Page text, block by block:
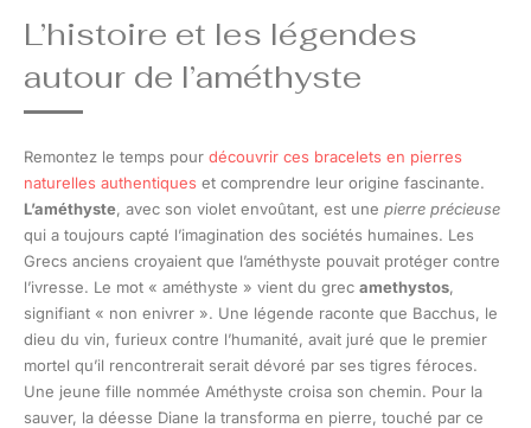
L’histoire et les légendes
autour de l’améthyste
Remontez le temps pour découvrir ces bracelets en pierres
naturelles authentiques et comprendre leur origine fascinante.
L’améthyste, avec son violet envoûtant, est une pierre précieuse
qui a toujours capté l’imagination des sociétés humaines. Les
Grecs anciens croyaient que l’améthyste pouvait protéger contre
l’ivresse. Le mot « améthyste » vient du grec amethystos,
signifiant « non enivrer ». Une légende raconte que Bacchus, le
dieu du vin, furieux contre l’humanité, avait juré que le premier
mortel qu’il rencontrerait serait dévoré par ses tigres féroces.
Une jeune fille nommée Améthyste croisa son chemin. Pour la
sauver, la déesse Diane la transforma en pierre, touché par ce